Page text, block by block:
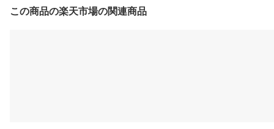
この商品の楽天市場の関連商品